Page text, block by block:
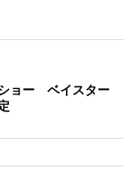
ョー ベイスター